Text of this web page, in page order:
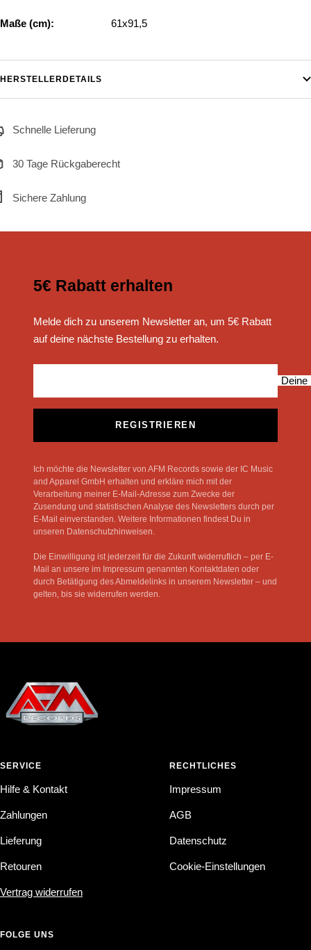
Maße (cm): 61x91,5
HERSTELLERDETAILS
Schnelle Lieferung
30 Tage Rückgaberecht
Sichere Zahlung
5€ Rabatt erhalten
Melde dich zu unserem Newsletter an, um 5€ Rabatt
auf deine nächste Bestellung zu erhalten.
Deine
REGISTRIEREN
Ich möchte die Newsletter von AFM Records sowie der IC Music
and Apparel GmbH erhalten und erkläre mich mit der
Verarbeitung meiner E-Mail-Adresse zum Zwecke der
Zusendung und statistischen Analyse des Newsletters durch per
E-Mail einverstanden. Weitere Informationen findest Du in
unseren Datenschutzhinweisen.
Die Einwilligung ist jederzeit für die Zukunft widerruflich – per E-
Mail an unsere im Impressum genannten Kontaktdaten oder
durch Betätigung des Abmeldelinks in unserem Newsletter – und
gelten, bis sie widerrufen werden.
SERVICE
Hilfe & Kontakt
Zahlungen
Lieferung
Retouren
Vertrag widerrufen
RECHTLICHES
Impressum
AGB
Datenschutz
Cookie-Einstellungen
FOLGE UNS